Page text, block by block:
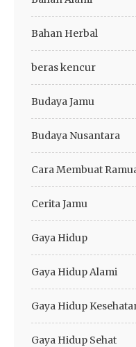
Bahan Herbal
beras kencur
Budaya Jamu
Budaya Nusantara
Cara Membuat
Cerita Jamu
Gaya Hidup
Gaya Hidup Alami
Gaya Hidup
Gaya Hidup Sehat